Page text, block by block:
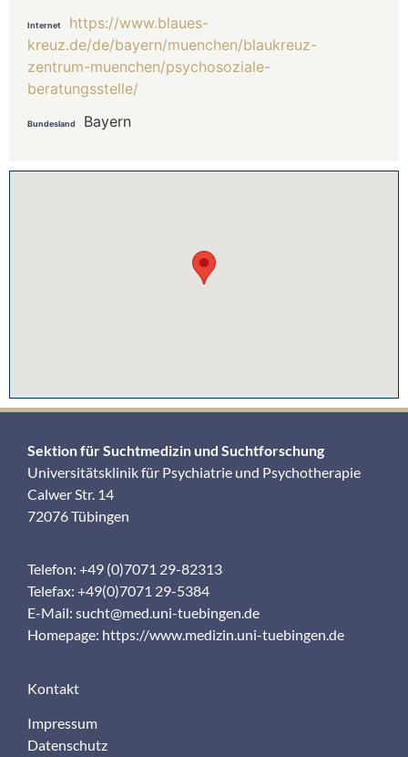
Internet
https://www.blaues-
kreuz.de/de/bayern/muenchen/blaukreuz-
zentrum-muenchen/psychosoziale-
beratungsstelle/
Bundesland Bayern
Sektion für Suchtmedizin und Suchtforschung
Universitätsklinik für Psychiatrie und Psychotherapie
Calwer Str. 14
72076 Tübingen
Telefon: +49 (0)7071 29-82313
Telefax: +49(0)7071 29-5384
E-Mail: sucht@med.uni-tuebingen.de
Homepage: https://www.medizin.uni-tuebingen.de
Kontakt
Impressum
Datenschutz